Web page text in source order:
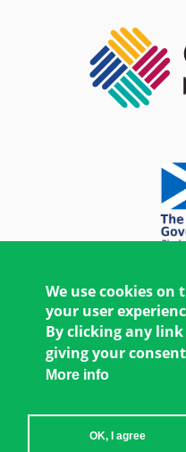
We use cookies on
your user
By clicking any
giving your
More info
OK, I agree